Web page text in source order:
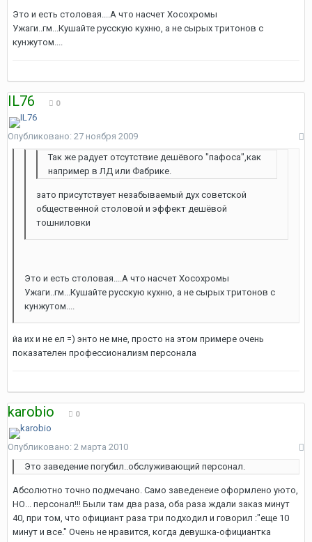
Это и есть столовая....А что насчет Хосохромы
Ужаги..гм...Кушайте русскую кухню, а не сырых тритонов с
кунжутом....
IL76 0
Опубликовано: 27 ноября 2009
Так же радует отсутствие дешёвого "пафоса",как
например в ЛД или Фабрике.
зато присутствует незабываемый дух советской
общественной столовой и эффект дешёвой
тошниловки
Это и есть столовая....А что насчет Хосохромы
Ужаги..гм...Кушайте русскую кухню, а не сырых тритонов с
кунжутом....
йа их и не ел =) энто не мне, просто на этом примере очень
показателен профессионализм персонала
karobio 0
Опубликовано: 2 марта 2010
Это заведение погубил..обслуживающий персонал.
Абсолютно точно подмечано. Само заведенеие оформлено уюто,
НО... персонал!!! Были там два раза, оба раза ждали заказ минут
40, при том, что официант раза три подходил и говорил :"еще 10
минут и все." Очень не нравится, когда девушка-официантка